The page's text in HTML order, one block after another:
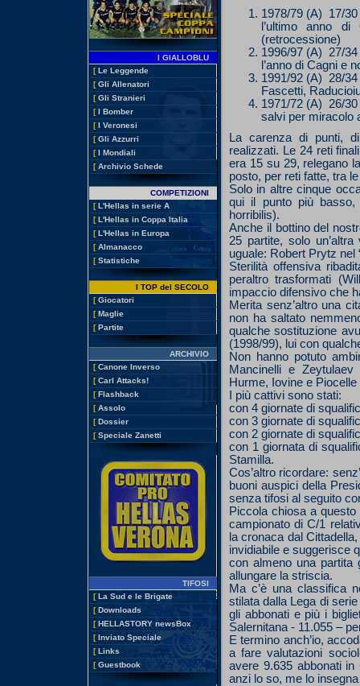
I GIALLOBLU
[ Le Leggende
[ Gli Allenatori
[ Gli Stranieri
[ I Bomber
[ I Veronesi
[ Gli Azzurri
[ I Mondiali
[ Archivio Schede
COMPETIZIONI
[ L'Hellas in serie A
[ L'Hellas in Coppa Italia
[ L'Hellas in Europa
[ Almanacco
[ Statistiche
I TOP del SECOLO
[ Giocatori
[ Maglie
[ Partite
ARCHIVIO
[ Canone Inverso
[ Carl Attacks!
[ Flashback
[ Assolo
[ Dossier
[ Speciale Zanetti
TIFOSI
[ La Sud e le Brigate
[ Downloads
[ HELLASTORY newsBox
[ Inviato Speciale
[ Links
[ Guestbook
1978/79 (A) 17/30
l’ultimo anno
(retrocessione)
1996/97 (A) 27/34
l’anno di Cagni e
1991/92 (A) 28/34
Fascetti,
1971/72 (A) 26/30
salvi per miracolo
La carenza di punti,
realizzati. Le 24 reti
era 15 su 29, relegano
posto, per reti fatte, tra
Solo in altre cinque
qui il punto più
horribilis).
Anche il bottino del
25 partite, solo
uguale: Robert Prytz nel
Sterilità offensiva
peraltro trasformati
impaccio difensivo che
Merita senz’altro una
non ha saltato
qualche sostituzione
(1998/99), lui con
Non hanno potuto
Mancinelli e
Hurme, Iovine e
I più cattivi sono stati:
con 4 giornate di
con 3 giornate di
con 2 giornate di
con 1 giornata di
Stamilla.
Cos’altro ricordare:
buoni auspici della
senza tifosi al seguito
Piccola chiosa a
campionato di C/1
la cronaca dal
invidiabile e suggerisce
con almeno una partita
allungare la striscia.
Ma c’è una classifica
stilata dalla Lega di
gli abbonati e più i
Salernitana - 11.055 –
E termino anch’io,
a fare valutazioni
avere 9.635 abbonati
anzi lo so, me lo